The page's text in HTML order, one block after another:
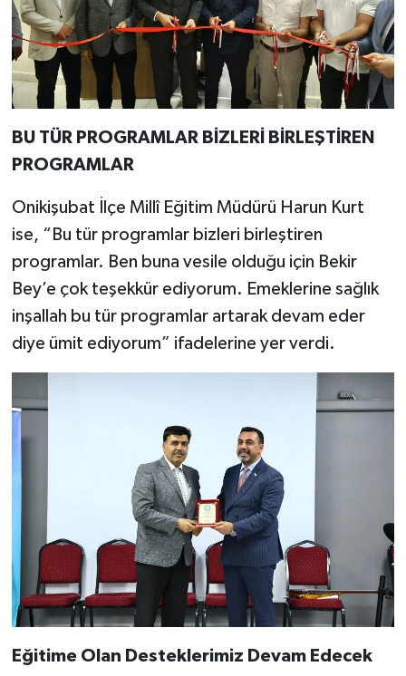
BU TÜR PROGRAMLAR BİZLERİ BİRLEŞTİREN
PROGRAMLAR
Onikişubat İlçe Millî Eğitim Müdürü Harun Kurt
ise, “Bu tür programlar bizleri birleştiren
programlar. Ben buna vesile olduğu için Bekir
Bey’e çok teşekkür ediyorum. Emeklerine sağlık
inşallah bu tür programlar artarak devam eder
diye ümit ediyorum” ifadelerine yer verdi.
Eğitime Olan Desteklerimiz Devam Edecek